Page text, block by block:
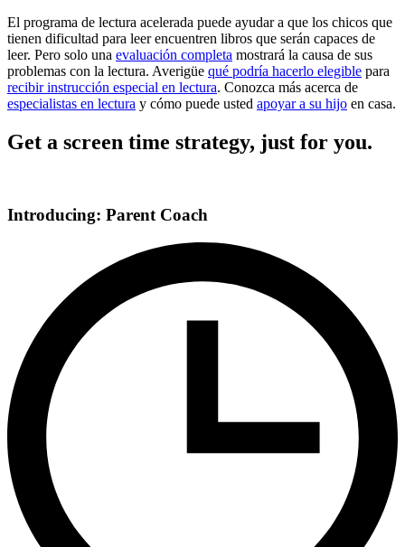
El programa de lectura acelerada puede ayudar a que los chicos que
tienen dificultad para leer encuentren libros que serán capaces de
leer. Pero solo una evaluación completa mostrará la causa de sus
problemas con la lectura. Averigüe qué podría hacerlo elegible para
recibir instrucción especial en lectura. Conozca más acerca de
especialistas en lectura y cómo puede usted apoyar a su hijo en casa.
Get a screen time strategy, just for you.
Introducing: Parent Coach